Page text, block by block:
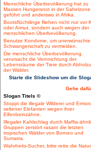
Menschliche Überbevölkerung hat zu
Massen Hungersnot in der Sahelzone
geführt und anderswo in Afrika.
Bootsflüchtlinge fliehen nicht nur vor
oder Armut, sondern auch wegen der
menschlichen Überbevölkerung.
Benutze Kondome, um unerwünschte
Schwangerschaft zu vermeiden.
Die menschliche Überbevölkerung
verursacht die Vernnichtung der
Lebensräume der Tiere durch
der Wälder.
Starte die Slideshow um die
Gehe
Slogan Titels ©
Stoppt die illegale Wilderei und
seltener Elefanten wegen ihrer
Elfenbeinzähne.
Illegaler Kahlschlag durch Maffia-
Gruppen zerstört rasant die letzten
tropischen Wälder von Borneo und
Sumatra.
Wahrheits-Sucher, bitte rette die Natur.